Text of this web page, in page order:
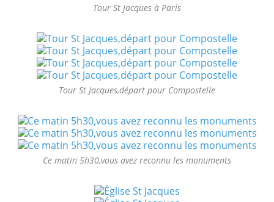
Tour St Jacques à Paris
Tour St Jacques,départ pour Compostelle
Ce matin 5h30,vous avez reconnu les monuments